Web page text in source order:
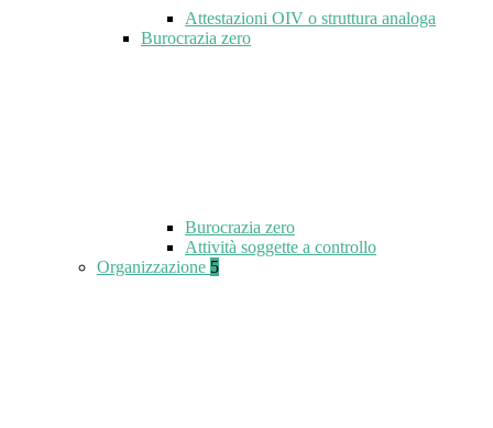
Attestazioni OIV o struttura analoga
Burocrazia zero
Burocrazia zero
Attività soggette a controllo
Organizzazione 5